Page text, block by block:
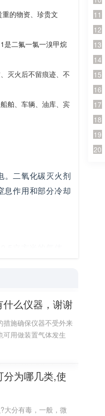
的物资、珍贵文
二氟一氯一溴甲烷
灭火后不留痕迹、不
舶、车辆、油库、宾
。二氧化碳灭火剂
息作用和部分冷却
立方米的气体。
吸收部分热量，起
由筒体、瓶阀、喷
么仪器，谢谢
措施确保仪器不受外来
可用做装置气体发生
为哪几类,使
大分有毒，一般，微